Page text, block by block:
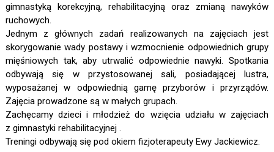
gimnastyką korekcyjną, rehabilitacyjną oraz zmianą nawyków
ruchowych.
Jednym z głównych zadań realizowanych na zajęciach jest
skorygowanie wady postawy i wzmocnienie odpowiednich grupy
mięśniowych tak, aby utrwalić odpowiednie nawyki. Spotkania
odbywają się w przystosowanej sali, posiadającej lustra,
wyposażanej w odpowiednią gamę przyborów i przyrządów.
Zajęcia prowadzone są w małych grupach.
Zachęcamy dzieci i młodzież do wzięcia udziału w zajęciach
z gimnastyki rehabilitacyjnej .
Treningi odbywają się pod okiem fizjoterapeuty Ewy Jackiewicz.